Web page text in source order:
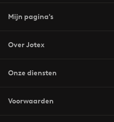
Mijn pagina's
Over Jotex
Onze diensten
Voorwaarden